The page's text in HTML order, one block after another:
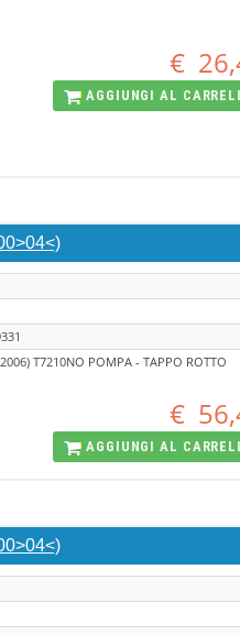
€
AGGIUNGI AL
T7210NO POMPA - TAPPO ROTTO
€
AGGIUNGI AL